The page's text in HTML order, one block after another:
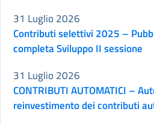
Contributi selettivi 2025 –
completa Sviluppo II sessione
31 Luglio 2026
CONTRIBUTI AUTOMATICI –
reinvestimento dei contributi
31 Luglio 2026